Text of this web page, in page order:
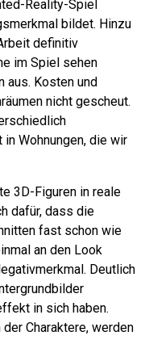
Reality-Spiel
bildet. Hinzu
definitiv
im Spiel sehen
aus. Kosten und
nicht gescheut.
Wohnungen, die wir
3D-Figuren in reale
dafür, dass die
fast schon wie
an den Look
Deutlich
in sich haben.
Charaktere, werden